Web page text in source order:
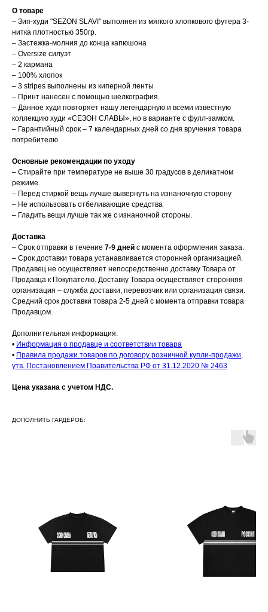
О товаре
– Зип-худи "SEZON SLAVI" выполнен из мягкого хлопкового футера 3-
нитка плотностью 350гр.
– Застежка-молния до конца капюшона
– Oversize силуэт
– 2 кармана
– 100% хлопок
– 3 stripes выполнены из киперной ленты
– Принт нанесен с помощью шелкография.
– Данное худи повторяет нашу легендарную и всеми известную
коллекцию худи «СЕЗОН СЛАВЫ», но в варианте с фулл-замком.
– Гарантийный срок – 7 календарных дней со дня вручения товара
потребителю
Основные рекомендации по уходу
– Стирайте при температуре не выше 30 градусов в деликатном
режиме.
– Перед стиркой вещь лучше вывернуть на изнаночную сторону
– Не использовать отбеливающие средства
– Гладить вещи лучше так же с изнаночной стороны.
Доставка
– Срок отправки в течение 7-9 дней с момента оформления заказа.
– Срок доставки товара устанавливается сторонней организацией.
Продавец не осуществляет непосредственно доставку Товара от
Продавца к Покупателю. Доставку Товара осуществляет сторонняя
организация – служба доставки, перевозчик или организация связи.
Средний срок доставки товара 2-5 дней с момента отправки товара
Продавцом.
Дополнительная информация:
• Информация о продавце и соответствии товара
• Правила продажи товаров по договору розничной купли-продажи,
утв. Постановлением Правительства РФ от 31.12.2020 № 2463
Цена указана с учетом НДС.
ДОПОЛНИТЬ ГАРДЕРОБ: